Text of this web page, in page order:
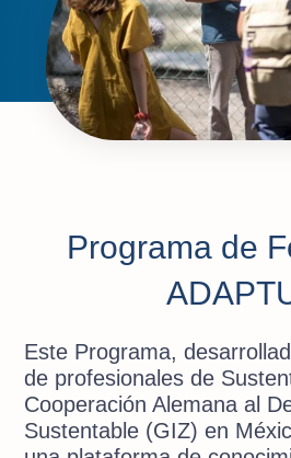
Programa de
Este Programa,
de profesionales de
Cooperación Alemana al
Sustentable (GIZ) en